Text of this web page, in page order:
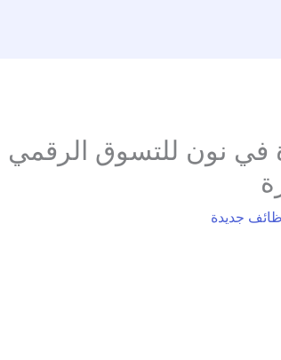
نون للتسوق الرقمي
جديدة